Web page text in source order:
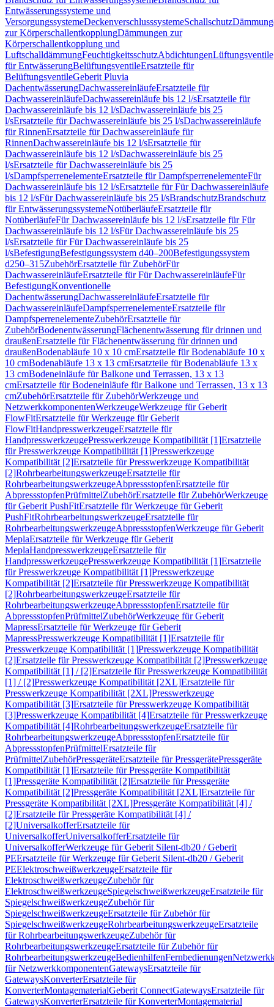
Entwässerungssysteme und
VersorgungssystemeDeckenverschlusssystemeSchallschutz
zur KörperschallentkopplungDämmungen zur
Körperschallentkopplung und
LuftschalldämmungFeuchtigkeitsschutzAbdichtungenLüftungsventile
für EntwässerungBelüftungsventileErsatzteile für
BelüftungsventileGeberit Pluvia
DachentwässerungDachwassereinläufeErsatzteile für
DachwassereinläufeDachwassereinläufe bis 12 l/sErsatzteile für
Dachwassereinläufe bis 12 l/sDachwassereinläufe bis 25
l/sErsatzteile für Dachwassereinläufe bis 25 l/sDachwassereinläufe
für RinnenErsatzteile für Dachwassereinläufe für
RinnenDachwassereinläufe bis 12 l/sErsatzteile für
Dachwassereinläufe bis 12 l/sDachwassereinläufe bis 25
l/sErsatzteile für Dachwassereinläufe bis 25
l/sDampfsperrenelementeErsatzteile für DampfsperrenelementeFür
Dachwassereinläufe bis 12 l/sErsatzteile für Für Dachwassereinläufe
bis 12 l/sFür Dachwassereinläufe bis 25 l/sBrandschutzBrandschutz
für EntwässerungssystemeNotüberläufeErsatzteile für
NotüberläufeFür Dachwassereinläufe bis 12 l/sErsatzteile für Für
Dachwassereinläufe bis 12 l/sFür Dachwassereinläufe bis 25
l/sErsatzteile für Für Dachwassereinläufe bis 25
l/sBefestigungBefestigungssystem d40–200Befestigungssystem
d250–315ZubehörErsatzteile für ZubehörFür
DachwassereinläufeErsatzteile für Für DachwassereinläufeFür
BefestigungKonventionelle
DachentwässerungDachwassereinläufeErsatzteile für
DachwassereinläufeDampfsperrenelementeErsatzteile für
DampfsperrenelementeZubehörErsatzteile für
ZubehörBodenentwässerungFlächenentwässerung für drinnen und
draußenErsatzteile für Flächenentwässerung für drinnen und
draußenBodenabläufe 10 x 10 cmErsatzteile für Bodenabläufe 10 x
10 cmBodenabläufe 13 x 13 cmErsatzteile für Bodenabläufe 13 x
13 cmBodeneinläufe für Balkone und Terrassen, 13 x 13
cmErsatzteile für Bodeneinläufe für Balkone und Terrassen, 13 x 13
cmZubehörErsatzteile für ZubehörWerkzeuge und
NetzwerkkomponentenWerkzeugeWerkzeuge für Geberit
FlowFitErsatzteile für Werkzeuge für Geberit
FlowFitHandpresswerkzeugeErsatzteile für
HandpresswerkzeugePresswerkzeuge Kompatibilität [1]Ersatzteile
für Presswerkzeuge Kompatibilität [1]Presswerkzeuge
Kompatibilität [2]Ersatzteile für Presswerkzeuge Kompatibilität
[2]RohrbearbeitungswerkzeugeErsatzteile für
RohrbearbeitungswerkzeugeAbpressstopfenErsatzteile für
AbpressstopfenPrüfmittelZubehörErsatzteile für ZubehörWerkzeuge
für Geberit PushFitErsatzteile für Werkzeuge für Geberit
PushFitRohrbearbeitungswerkzeugeErsatzteile für
RohrbearbeitungswerkzeugeAbpressstopfenWerkzeuge für Geberit
MeplaErsatzteile für Werkzeuge für Geberit
MeplaHandpresswerkzeugeErsatzteile für
HandpresswerkzeugePresswerkzeuge Kompatibilität [1]Ersatzteile
für Presswerkzeuge Kompatibilität [1]Presswerkzeuge
Kompatibilität [2]Ersatzteile für Presswerkzeuge Kompatibilität
[2]RohrbearbeitungswerkzeugeErsatzteile für
RohrbearbeitungswerkzeugeAbpressstopfenErsatzteile für
AbpressstopfenPrüfmittelZubehörWerkzeuge für Geberit
MapressErsatzteile für Werkzeuge für Geberit
MapressPresswerkzeuge Kompatibilität [1]Ersatzteile für
Presswerkzeuge Kompatibilität [1]Presswerkzeuge Kompatibilität
[2]Ersatzteile für Presswerkzeuge Kompatibilität [2]Presswerkzeuge
Kompatibilität [1] / [2]Ersatzteile für Presswerkzeuge Kompatibilität
[1] / [2]Presswerkzeuge Kompatibilität [2XL]Ersatzteile für
Presswerkzeuge Kompatibilität [2XL]Presswerkzeuge
Kompatibilität [3]Ersatzteile für Presswerkzeuge Kompatibilität
[3]Presswerkzeuge Kompatibilität [4]Ersatzteile für Presswerkzeuge
Kompatibilität [4]RohrbearbeitungswerkzeugeErsatzteile für
RohrbearbeitungswerkzeugeAbpressstopfenErsatzteile für
AbpressstopfenPrüfmittelErsatzteile für
PrüfmittelZubehörPressgeräteErsatzteile für PressgerätePressgeräte
Kompatibilität [1]Ersatzteile für Pressgeräte Kompatibilität
[1]Pressgeräte Kompatibilität [2]Ersatzteile für Pressgeräte
Kompatibilität [2]Pressgeräte Kompatibilität [2XL]Ersatzteile für
Pressgeräte Kompatibilität [2XL]Pressgeräte Kompatibilität [4] /
[2]Ersatzteile für Pressgeräte Kompatibilität [4] /
[2]UniversalkofferErsatzteile für
UniversalkofferUniversalkofferErsatzteile für
UniversalkofferWerkzeuge für Geberit Silent-db20 / Geberit
PEErsatzteile für Werkzeuge für Geberit Silent-db20 / Geberit
PEElektroschweißwerkzeugeErsatzteile für
ElektroschweißwerkzeugeZubehör für
ElektroschweißwerkzeugeSpiegelschweißwerkzeugeErsatzteile für
SpiegelschweißwerkzeugeZubehör für
SpiegelschweißwerkzeugeErsatzteile für Zubehör für
SpiegelschweißwerkzeugeRohrbearbeitungswerkzeugeErsatzteile
für RohrbearbeitungswerkzeugeZubehör für
RohrbearbeitungswerkzeugeErsatzteile für Zubehör für
RohrbearbeitungswerkzeugeBedienhilfenFernbedienungen
für NetzwerkkomponentenGatewaysErsatzteile für
GatewaysKonverterErsatzteile für
KonverterMontagematerialGeberit ConnectGatewaysErsatzteile für
GatewaysKonverterErsatzteile für KonverterMontagematerial